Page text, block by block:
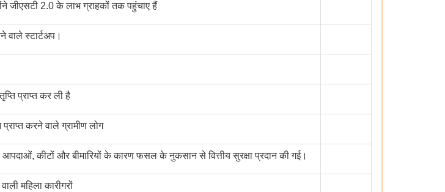
जीएसटी 2.0 के लाभ ग्राहकों तक पहुंचाए हैं
वाले स्टार्टअप।
प्राप्त कर ली है
करने वाले ग्रामीण लोग
कीटों और बीमारियों के कारण फसल के नुकसान से वित्तीय सुरक्षा प्रदान की गई।
महिला कारीगरों